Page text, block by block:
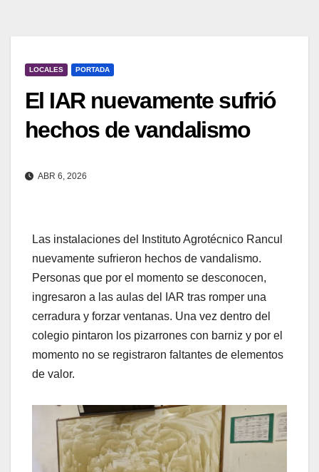
LOCALES PORTADA
El IAR nuevamente sufrió
hechos de vandalismo
ABR 6, 2026
Las instalaciones del Instituto Agrotécnico Rancul
nuevamente sufrieron hechos de vandalismo.
Personas que por el momento se desconocen,
ingresaron a las aulas del IAR tras romper una
cerradura y forzar ventanas. Una vez dentro del
colegio pintaron los pizarrones con barniz y por el
momento no se registraron faltantes de elementos
de valor.